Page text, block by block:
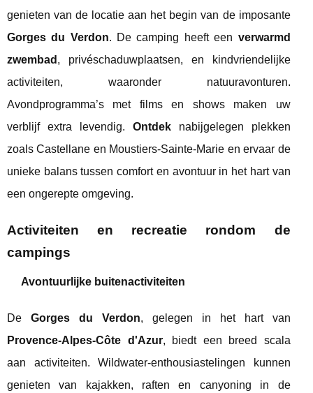
genieten van de locatie aan het begin van de imposante
Gorges du Verdon. De camping heeft een verwarmd
zwembad , privéschaduwplaatsen, en kindvriendelijke
activiteiten, waaronder natuuravonturen.
Avondprogramma’s met films en shows maken uw
verblijf extra levendig. Ontdeknabijgelegen plekken
zoals Castellane en Moustiers-Sainte-Marie en ervaar de
unieke balans tussen comfort en avontuur in het hart van
een ongerepte omgeving.
Activiteiten en recreatie rondom de
campings
Avontuurlijke buitenactiviteiten
De Gorges du Verdon, gelegen in het hart van
Provence-Alpes-Côte d'Azur, biedt een breed scala
aan activiteiten. Wildwater-enthousiastelingen kunnen
genieten van kajakken, raften en canyoning in de